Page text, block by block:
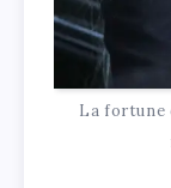
La fortune